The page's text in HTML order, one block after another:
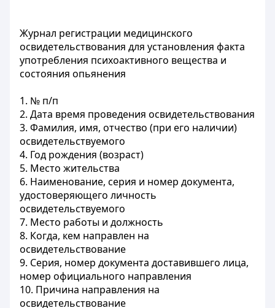
Журнал регистрации медицинского
освидетельствования для установления факта
употребления психоактивного вещества и
состояния опьянения
1. № п/п
2. Дата время проведения освидетельствования
3. Фамилия, имя, отчество (при его наличии)
освидетельствуемого
4. Год рождения (возраст)
5. Место жительства
6. Наименование, серия и номер документа,
удостоверяющего личность
освидетельствуемого
7. Место работы и должность
8. Когда, кем направлен на
освидетельствование
9. Серия, номер документа доставившего лица,
номер официального направления
10. Причина направления на
освидетельствование